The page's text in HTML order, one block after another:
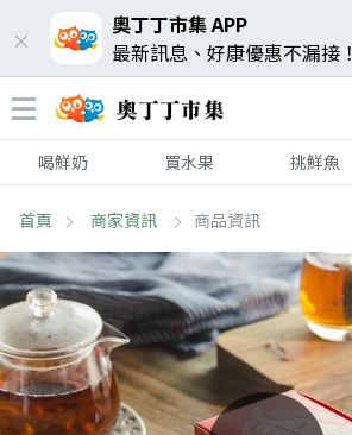
奧丁丁市集 APP
最新訊息、好康優惠不漏接！
喝鮮奶 買水果 挑鮮魚
首頁 商家資訊 商品資訊